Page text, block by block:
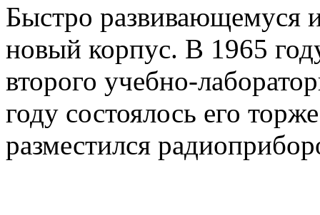
Быстро развивающемуся
новый корпус. В 1965
второго учебно-
году состоялось его
разместился